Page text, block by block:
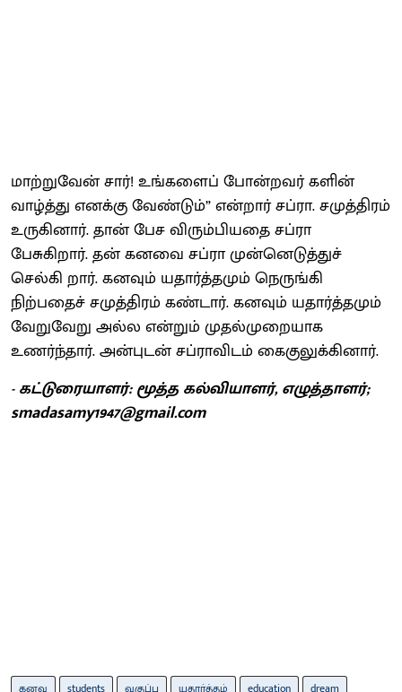
மாற்றுவேன் சார்! உங்களைப் போன்றவர் களின்
வாழ்த்து எனக்கு வேண்டும்” என்றார் சப்ரா. சமுத்திரம்
உருகினார். தான் பேச விரும்பியதை சப்ரா
பேசுகிறார். தன் கனவை சப்ரா முன்னெடுத்துச்
செல்கி றார். கனவும் யதார்த்தமும் நெருங்கி
நிற்பதைச் சமுத்திரம் கண்டார். கனவும் யதார்த்தமும்
வேறுவேறு அல்ல என்றும் முதல்முறையாக
உணர்ந்தார். அன்புடன் சப்ராவிடம் கைகுலுக்கினார்.
- கட்டுரையாளர்: மூத்த கல்வியாளர், எழுத்தாளர்;
smadasamy1947@gmail.com
கனவு students வகுப்பு யதார்த்தம் education
dream